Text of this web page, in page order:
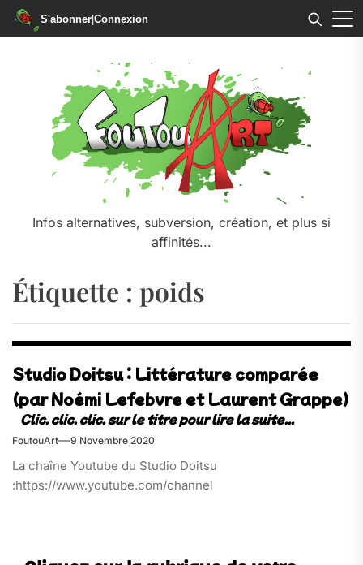
S'abonner|Connexion
Infos alternatives, subversion, création, et plus si
affinités...
Étiquette : poids
Studio Doitsu : Littérature comparée
(par Noémi Lefebvre et Laurent Grappe)
FoutouArt 9 Novembre 2020
La chaîne Youtube du Studio Doitsu
:https://www.youtube.com/channel